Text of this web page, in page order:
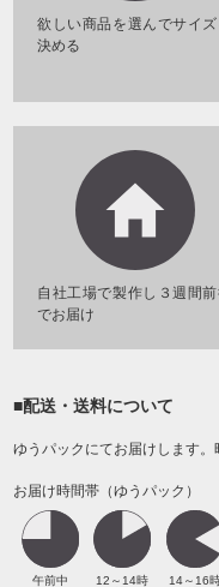
欲しい商品を選んでサイズ
決める
自社工場で製作し３週間前
でお届け
■配送・送料について
ゆうパックにてお届けします。
お届け時間帯（ゆうパック）
午前中
12～14時
14～16